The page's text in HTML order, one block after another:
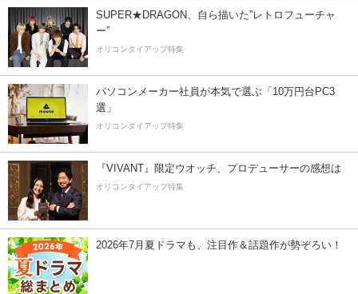
SUPER★DRAGON、自ら描いた”レトロフューチャ
ー”
オリコンタイアップ特集
パソコンメーカー社員が本気で選ぶ「10万円台PC3
選」
オリコンタイアップ特集
『VIVANT』限定ウオッチ、プロデューサーの感想は
オリコンタイアップ特集
2026年7月夏ドラマも、注目作＆話題作が勢ぞろい！